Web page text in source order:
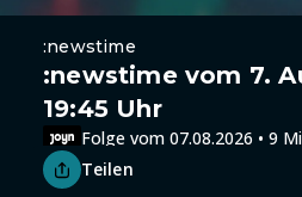
:newstime
:newstime vom 7.
19:45 Uhr
Folge vom 07.08.2026 • 9
Teilen